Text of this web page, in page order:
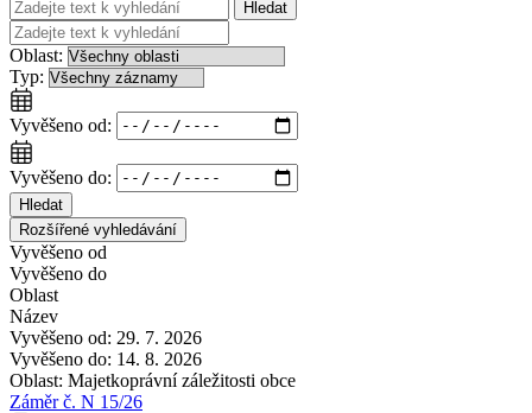
Hledat
Oblast:
Typ:
Vyvěšeno od:
Vyvěšeno do:
Hledat
Rozšířené vyhledávání
Vyvěšeno od
Vyvěšeno do
Oblast
Název
Vyvěšeno od: 29. 7. 2026
Vyvěšeno do: 14. 8. 2026
Oblast: Majetkoprávní záležitosti obce
Záměr č. N 15/26